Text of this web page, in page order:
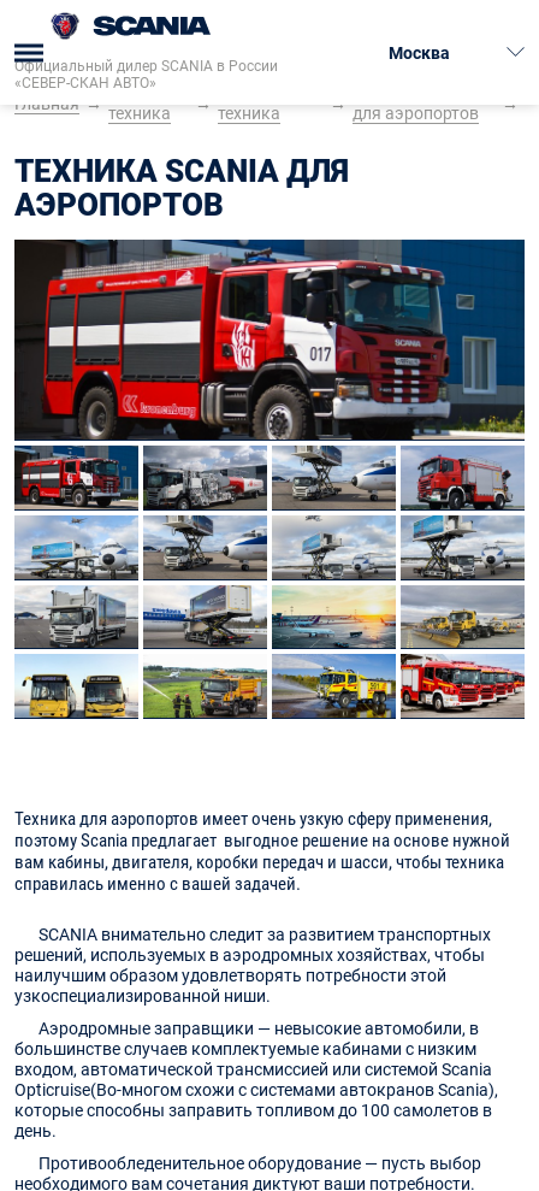
Официальный дилер SCANIA в России
«СЕВЕР-СКАН АВТО»
Москва
Главная →
Грузовая
техника
→
техника
→
для аэропортов
→
ТЕХНИКА SCANIA ДЛЯ
АЭРОПОРТОВ
Техника для аэропортов имеет очень узкую сферу применения,
поэтому Scania предлагает выгодное решение на основе нужной
вам кабины, двигателя, коробки передач и шасси, чтобы техника
справилась именно с вашей задачей.
SCANIA внимательно следит за развитием транспортных
решений, используемых в аэродромных хозяйствах, чтобы
наилучшим образом удовлетворять потребности этой
узкоспециализированной ниши.
Аэродромные заправщики — невысокие автомобили, в
большинстве случаев комплектуемые кабинами с низким
входом, автоматической трансмиссией или системой Scania
Opticruise(Во-многом схожи с системами автокранов Scania),
которые способны заправить топливом до 100 самолетов в
день.
Противообледенительное оборудование — пусть выбор
необходимого вам сочетания диктуют ваши потребности.